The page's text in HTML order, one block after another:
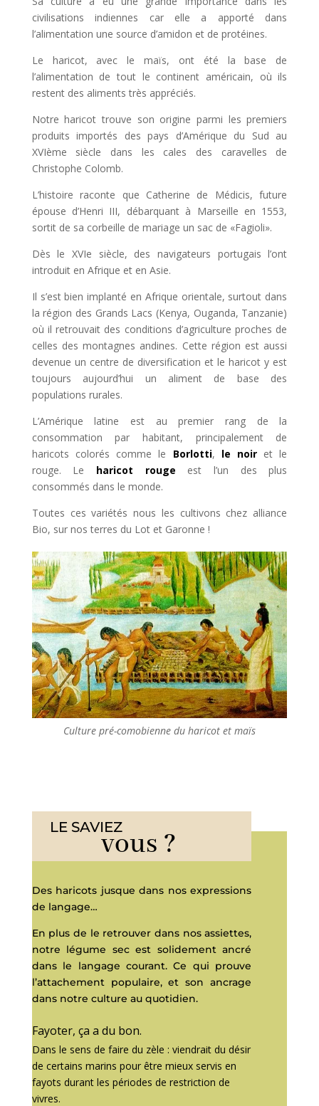
civilisations indiennes car elle a apporté dans
l’alimentation une source d’amidon et de protéines.
Le haricot, avec le maïs, ont été la base de
l’alimentation de tout le continent américain, où ils
restent des aliments très appréciés.
Notre haricot trouve son origine parmi les premiers
produits importés des pays d’Amérique du Sud au
XVIème siècle dans les cales des caravelles de
Christophe Colomb.
L’histoire raconte que Catherine de Médicis, future
épouse d’Henri III, débarquant à Marseille en 1553,
sortit de sa corbeille de mariage un sac de «Fagioli».
Dès le XVIe siècle, des navigateurs portugais l’ont
introduit en Afrique et en Asie.
Il s’est bien implanté en Afrique orientale, surtout dans
la région des Grands Lacs (Kenya, Ouganda, Tanzanie)
où il retrouvait des conditions d’agriculture proches de
celles des montagnes andines. Cette région est aussi
devenue un centre de diversification et le haricot y est
toujours aujourd’hui un aliment de base des
populations rurales.
L’Amérique latine est au premier rang de la
consommation par habitant, principalement de
haricots colorés comme le Borlotti, le noiret le
rouge. Le haricot rouge est l’un des plus
consommés dans le monde.
Toutes ces variétés nous les cultivons chez alliance
Bio, sur nos terres du Lot et Garonne !
Culture pré-comobienne du haricot et maïs
LE SAVIEZ
vous ?
Des haricots jusque dans nos expressions
de langage…
En plus de le retrouver dans nos assiettes,
notre légume sec est solidement ancré
dans le langage courant. Ce qui prouve
l’attachement populaire, et son ancrage
dans notre culture au quotidien.
Fayoter, ça a du bon.
Dans le sens de faire du zèle : viendrait du désir
de certains marins pour être mieux servis en
fayots durant les périodes de restriction de
vivres.